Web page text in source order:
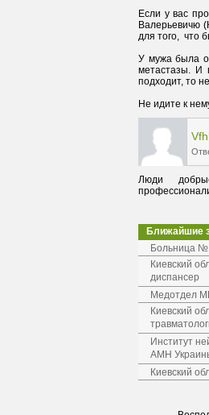
Если у вас
Валерьевичю
У мужа была
метастазы. И
Не идите к
Люди
Ближайшие
Больница
Киевский
диспансер
Медотдел
Киевский
Институт
АМН
Киевский